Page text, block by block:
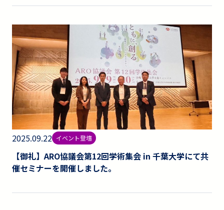
2025.09.22 イベント登壇
【御礼】ARO協議会第12回学術集会 in 千葉大学にて共
催セミナーを開催しました。